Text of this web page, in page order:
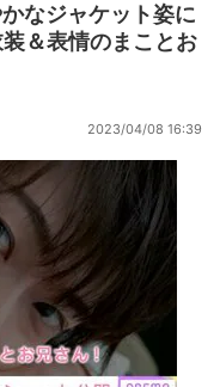
なジャケット姿に
＆表情のまことお
2023/04/08 16:39